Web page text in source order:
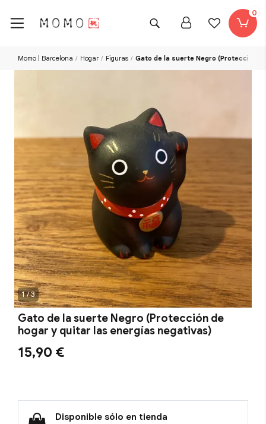
0
Momo | Barcelona Hogar Figuras Gato de la suerte Negro (Protección
1 / 3
Gato de la suerte Negro (Protección de
hogar y quitar las energías negativas)
15,90 €
Disponible sólo en tienda